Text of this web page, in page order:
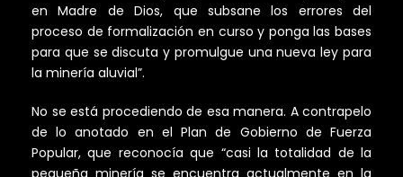
en Madre de Dios, que subsane los errores del
proceso de formalización en curso y ponga las bases
para que se discuta y promulgue una nueva ley para
la minería aluvial”.
No se está procediendo de esa manera. A contrapelo
de lo anotado en el Plan de Gobierno de Fuerza
Popular, que reconocía que “casi la totalidad de la
pequeña minería se encuentra actualmente en la